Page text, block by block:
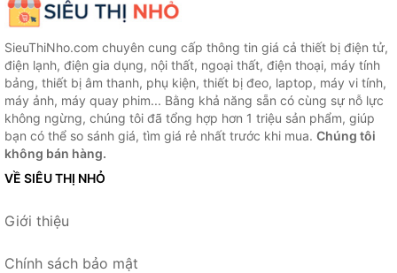
SieuThiNho.com chuyên cung cấp thông tin giá cả thiết bị điện tử,
điện lạnh, điện gia dụng, nội thất, ngoại thất, điện thoại, máy tính
bảng, thiết bị âm thanh, phụ kiện, thiết bị đeo, laptop, máy vi tính,
máy ảnh, máy quay phim... Bằng khả năng sẵn có cùng sự nỗ lực
không ngừng, chúng tôi đã tổng hợp hơn 1 triệu sản phẩm, giúp
bạn có thể so sánh giá, tìm giá rẻ nhất trước khi mua. Chúng tôi
không bán hàng.
VỀ SIÊU THỊ NHỎ
Giới thiệu
Chính sách bảo mật